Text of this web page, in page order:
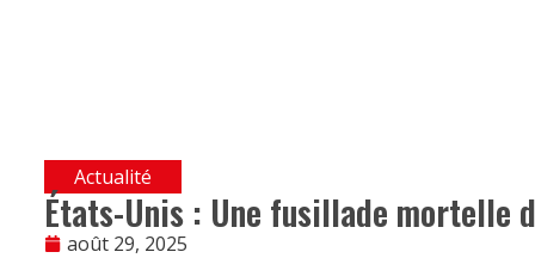
Actualité
États-Unis : Une fusillade mortelle
août 29, 2025